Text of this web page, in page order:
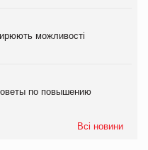
можливості
по повышению
Всі новини